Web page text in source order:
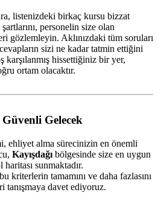
listenizdeki birkaç kursu bizzat
personelin size olan
gözlemleyin. Aklınızdaki tüm soruları
sizi ne kadar tatmin ettiğini
hissettiğiniz bir yer,
ortam olacaktır.
Gelecek
ehliyet alma sürecinizin en önemli
Kayışdağı bölgesinde size en uygun
sunmaktadır.
kriterlerin tamamını ve daha fazlasını
tanışmaya davet ediyoruz.